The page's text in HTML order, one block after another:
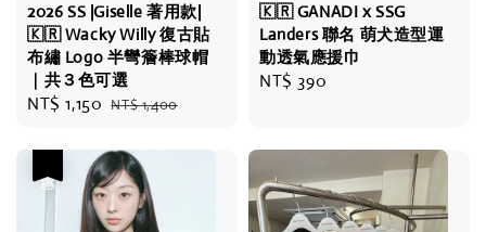
2026 SS |Giselle 著用款|
🇰🇷 Wacky Willy 復古貼
布繡 Logo 半彎簷棒球帽
｜共３色可選
Sale
NT$ 1,150 Regular
NT$ 1,400
🇰🇷 GANADI x SSG
Landers 聯名 萌犬造型運
動透氣應援巾
Regular
NT$ 390